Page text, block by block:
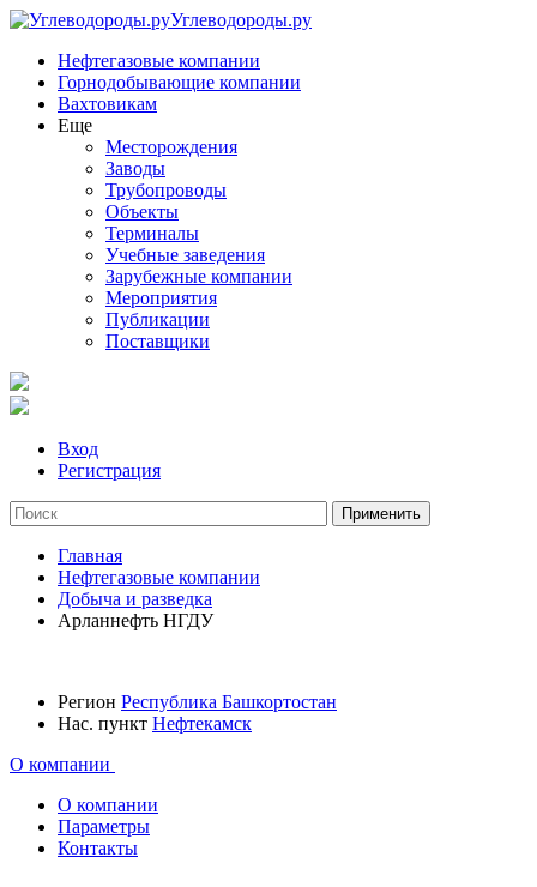
Углеводороды.ру
Нефтегазовые компании
Горнодобывающие компании
Вахтовикам
Еще
Месторождения
Заводы
Трубопроводы
Объекты
Терминалы
Учебные заведения
Зарубежные компании
Мероприятия
Публикации
Поставщики
Вход
Регистрация
Главная
Нефтегазовые компании
Добыча и разведка
Арланнефть НГДУ
Регион Республика Башкортостан
Нас. пункт Нефтекамск
О компании
О компании
Параметры
Контакты